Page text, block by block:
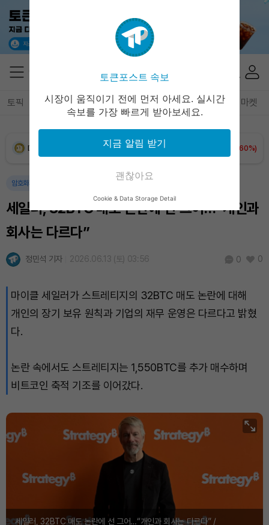
토픽 전체기사 암호화폐 블록체인 테크 경제 마켓
XRP (XRP) (+1.37%)
Hyperliquid (HYPE) ₩
Dogecoin (DOGE) (+1.60%)
Bitcoin (BTC)
암호화폐
세일러, 32BTC 매도 논란에 선 그어…“개인과
회사는 다르다”
정민석 기자 2026.06.13 (토) 03:56 0 0
마이클 세일러가 스트레티지의 32BTC 매도 논란에 대해
개인의 장기 보유 원칙과 기업의 재무 운영은 다르다고 밝혔
다.
논란 속에서도 스트레티지는 1,550BTC를 추가 매수하며
비트코인 축적 기조를 이어갔다.
세일러, 32BTC 매도 논란에 선 그어…“개인과 회사는 다르다” /
토큰포스트 속보
시장이 움직이기 전에 먼저 아세요. 실시간
속보를 가장 빠르게 받아보세요.
지금 알림 받기
괜찮아요
Cookie & Data Storage Detail